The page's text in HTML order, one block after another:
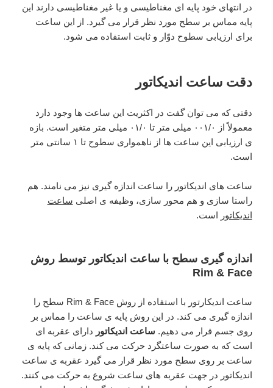
در انتهای خود پایه ای مغناطیسی و یا غیر مغناطیسی دارند این
پایه مماس بر سطح مورد نظر قرار می گیرد. از این ساعت
برای ارزیابی سطوح دوّار و ثابت استفاده می شود.
دقت ساعت اندیکاتور
دقتی که می توان گفت در اکثریت این ساعت ها وجود دارد
معمولاً از ۰۰۱/۰ میلی متر تا ۰۱/۰ میلی متر متغیر است. بازه
ی ارزیابی این ساعت ها از ناهمواری سطوح تا ۱ سانتی متر
است.
ساعت های اندیکاتور را ساعت اندازه گیری نیز می نامند. هم
راستا سازی و هم محور سازی، وظیفه ی اصلی ساعت
اندیکاتور است.
اندازه گیری سطح با ساعت اندیکاتور توسط روش
Rim & Face
ساعت اندیکارتور با استفاده از روش Rim & Face سطح را
اندازه گیری می کند. در این روش پایه ی ساعت را مماس بر
روی جسم قرار می دهیم. ساعت اندیکاتور دارای عقربه ای
است که به صورت ساعتگرد حرکت می کند. زمانی که پایه ی
ساعت بر روی سطح مورد نظر قرار می گیرد عقربه ی ساعت
اندیکاتور در جهت عقربه های ساعت شروع به حرکت می کنند.